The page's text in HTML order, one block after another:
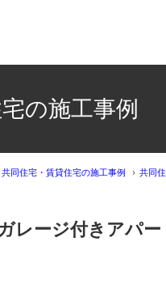
の施工事例
共同住宅・賃貸住宅の施工事例 共同
レージ付きアパー